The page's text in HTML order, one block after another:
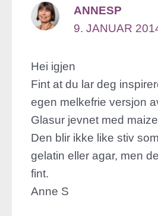
ANNESP
9. JANUAR
Hei igjen
Fint at du lar deg
egen melkefrie versjon
Glasur jevnet med
Den blir ikke like stiv
gelatin eller agar, men
fint.
Anne S